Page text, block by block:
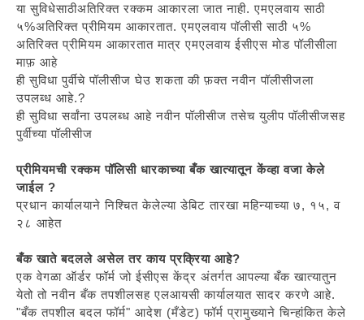
या सुविधेसाठीअतिरिक्त रक्कम आकारला जात नाही. एमएलवाय साठी
५%अतिरिक्त प्रीमियम आकारतात. एमएलवाय पॉलीसी साठी ५%
अतिरिक्त प्रीमियम आकारतात मात्र एमएलवाय ईसीएस मोड पॉलीसीला
माफ़ आहे
ही सुविधा पुर्वीचे पॉलीसीज घेउ शकता की फ़क्त नवीन पॉलीसीजला
उपलब्ध आहे.?
ही सुविधा सर्वांना उपलब्ध आहे नवीन पॉलीसीज तसेच युलीप पॉलीसीजसह
पुर्वीच्या पॉलीसीज
प्रीमियमची रक्कम पॉलिसी धारकाच्या बँक खात्यातून केंव्हा वजा केले
जाईल ?
प्रधान कार्यालयाने निश्चित केलेल्या डेबिट तारखा महिन्याच्या ७, १५, व
२८ आहेत
बँक खाते बदलले असेल तर काय प्रक्रिया आहे?
एक वेगळा ऑर्डर फॉर्म जो ईसीएस केंद्र अंतर्गत आपल्या बँक खात्यातुन
येतो तो नवीन बँक तपशीलसह एलआयसी कार्यालयात सादर करणे आहे.
"बँक तपशील बदल फॉर्म" आदेश (मँडेट) फॉर्म प्रामुख्याने चिन्हांकित केले